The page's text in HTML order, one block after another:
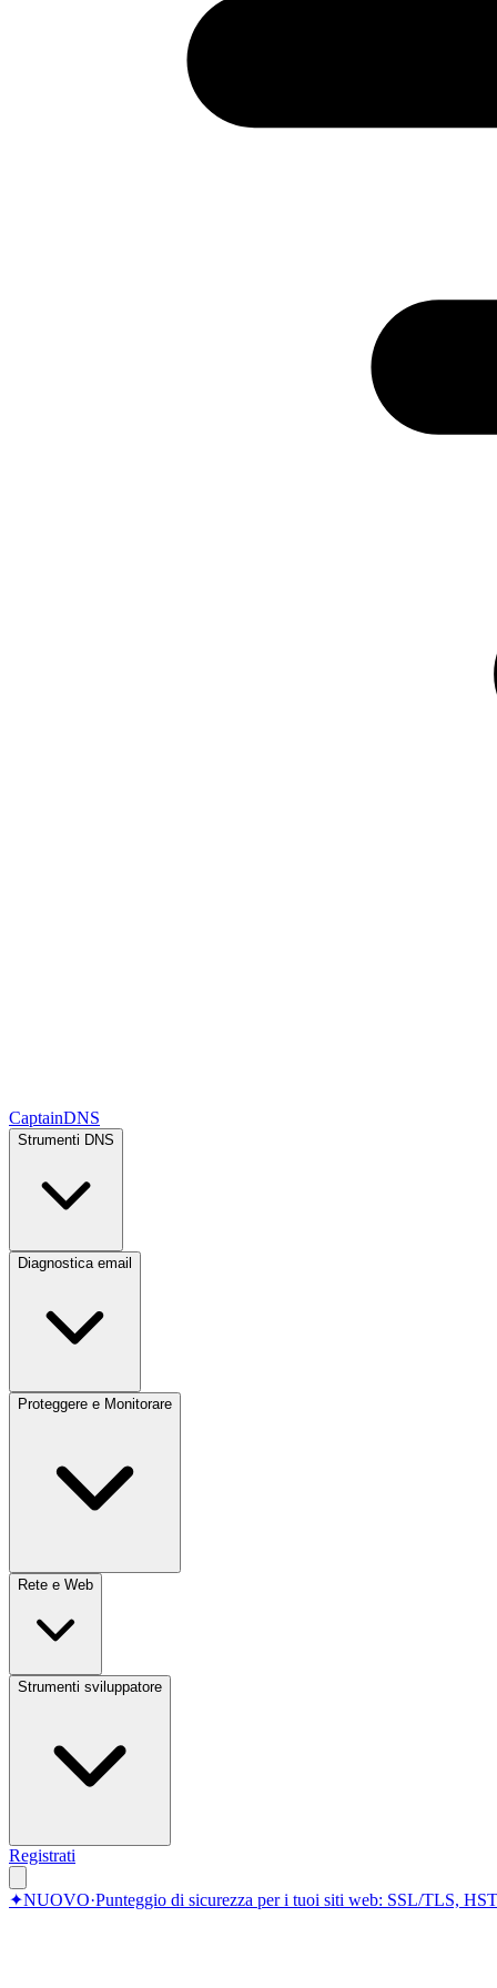
CaptainDNS
Strumenti DNS
Diagnostica email
Proteggere e Monitorare
Rete e Web
Strumenti sviluppatore
Registrati
✦NUOVO·Punteggio di sicurezza per i tuoi siti web: SSL/TLS,